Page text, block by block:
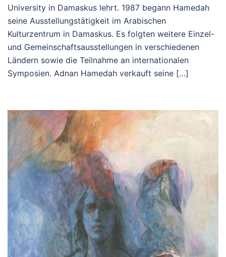
University in Damaskus lehrt. 1987 begann Hamedah
seine Ausstellungstätigkeit im Arabischen
Kulturzentrum in Damaskus. Es folgten weitere Einzel-
und Gemeinschaftsausstellungen in verschiedenen
Ländern sowie die Teilnahme an internationalen
Symposien. Adnan Hamedah verkauft seine […]